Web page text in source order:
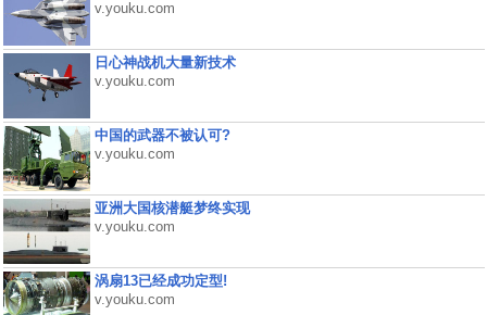
v.youku.com
日心神战机大量新技术
v.youku.com
中国的武器不被认可?
v.youku.com
亚洲大国核潜艇梦终实现
v.youku.com
涡扇13已经成功定型!
v.youku.com